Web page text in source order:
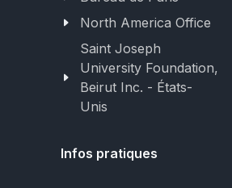
North America Office
Saint Joseph
University Foundation,
Beirut Inc. - États-
Unis
Infos pratiques